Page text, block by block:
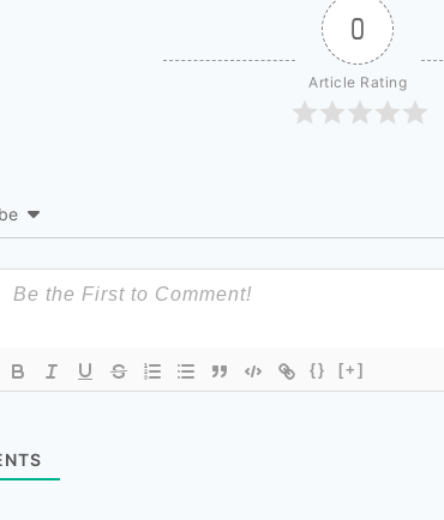
0
Article Rating
{} [+]